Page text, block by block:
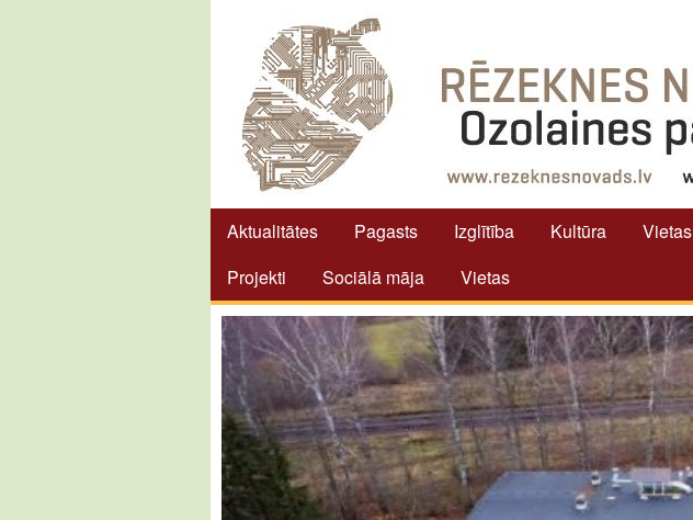
Aktualitātes Pagasts Izglītība Kultūra Vietas
Projekti
Sociālā māja Vietas